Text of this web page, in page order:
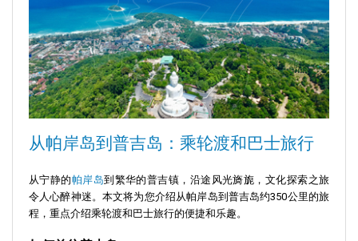
从帕岸岛到普吉岛：乘轮渡和巴士旅行
从宁静的帕岸岛到繁华的普吉镇，沿途风光旖旎，文化探索之旅
令人心醉神迷。本文将为您介绍从帕岸岛到普吉岛约350公里的旅
程，重点介绍乘轮渡和巴士旅行的便捷和乐趣。